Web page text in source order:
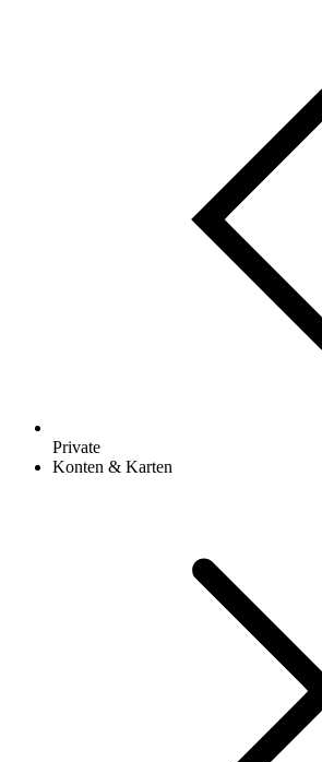
Private
Konten & Karten